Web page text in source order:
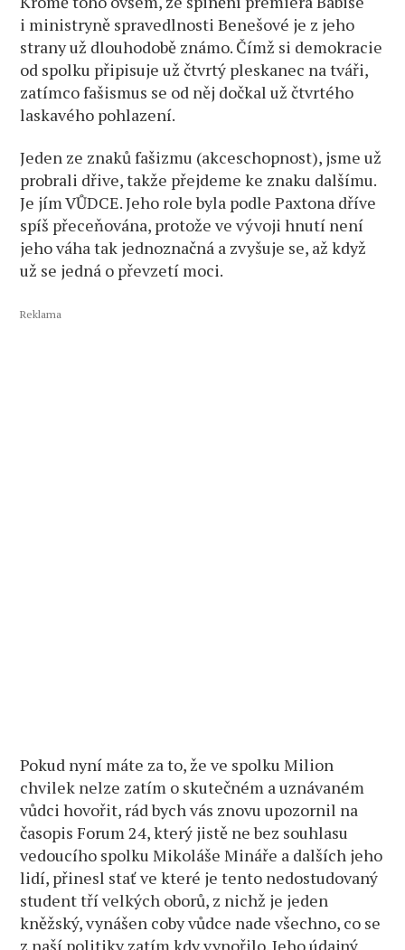
i ministryně spravedlnosti Benešové je z jeho
strany už dlouhodobě známo. Čímž si demokracie
od spolku připisuje už čtvrtý pleskanec na tváři,
zatímco fašismus se od něj dočkal už čtvrtého
laskavého pohlazení.
Jeden ze znaků fašizmu (akceschopnost), jsme už
probrali dřive, takže přejdeme ke znaku dalšímu.
Je jím VŮDCE. Jeho role byla podle Paxtona dříve
spíš přeceňována, protože ve vývoji hnutí není
jeho váha tak jednoznačná a zvyšuje se, až když
už se jedná o převzetí moci.
Reklama
Pokud nyní máte za to, že ve spolku Milion
chvilek nelze zatím o skutečném a uznávaném
vůdci hovořit, rád bych vás znovu upozornil na
časopis Forum 24, který jistě ne bez souhlasu
vedoucího spolku Mikoláše Mináře a dalších jeho
lidí, přinesl stať ve které je tento nedostudovaný
student tří velkých oborů, z nichž je jeden
kněžský, vynášen coby vůdce nade všechno, co se
z naší politiky zatím kdy vynořilo. Jeho údajný